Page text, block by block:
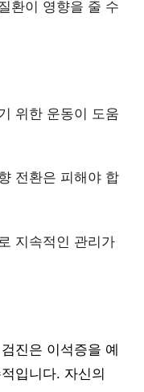
환이 영향을 줄 수
위한 운동이 도움
전환은 피해야 합
지속적인 관리가
진은 이석증을 예
입니다. 자신의